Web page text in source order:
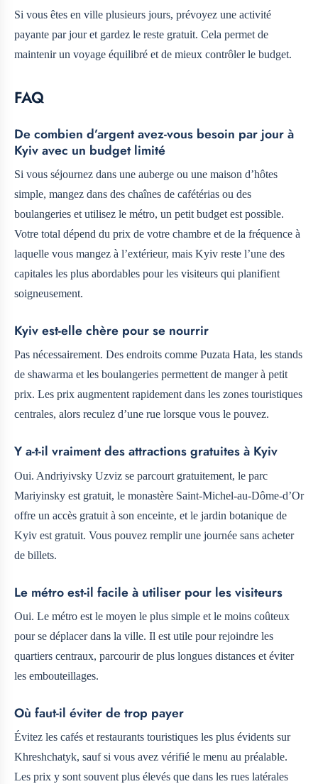
Si vous êtes en ville plusieurs jours, prévoyez une activité
payante par jour et gardez le reste gratuit. Cela permet de
maintenir un voyage équilibré et de mieux contrôler le budget.
FAQ
De combien d’argent avez-vous besoin par jour à
Kyiv avec un budget limité
Si vous séjournez dans une auberge ou une maison d’hôtes
simple, mangez dans des chaînes de cafétérias ou des
boulangeries et utilisez le métro, un petit budget est possible.
Votre total dépend du prix de votre chambre et de la fréquence à
laquelle vous mangez à l’extérieur, mais Kyiv reste l’une des
capitales les plus abordables pour les visiteurs qui planifient
soigneusement.
Kyiv est-elle chère pour se nourrir
Pas nécessairement. Des endroits comme Puzata Hata, les stands
de shawarma et les boulangeries permettent de manger à petit
prix. Les prix augmentent rapidement dans les zones touristiques
centrales, alors reculez d’une rue lorsque vous le pouvez.
Y a-t-il vraiment des attractions gratuites à Kyiv
Oui. Andriyivsky Uzviz se parcourt gratuitement, le parc
Mariyinsky est gratuit, le monastère Saint-Michel-au-Dôme-d’Or
offre un accès gratuit à son enceinte, et le jardin botanique de
Kyiv est gratuit. Vous pouvez remplir une journée sans acheter
de billets.
Le métro est-il facile à utiliser pour les visiteurs
Oui. Le métro est le moyen le plus simple et le moins coûteux
pour se déplacer dans la ville. Il est utile pour rejoindre les
quartiers centraux, parcourir de plus longues distances et éviter
les embouteillages.
Où faut-il éviter de trop payer
Évitez les cafés et restaurants touristiques les plus évidents sur
Khreshchatyk, sauf si vous avez vérifié le menu au préalable.
Les prix y sont souvent plus élevés que dans les rues latérales